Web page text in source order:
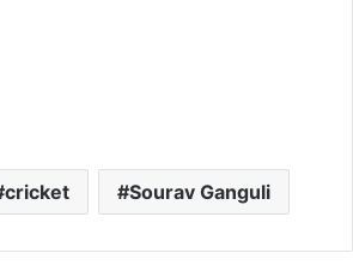
cricket Sourav Ganguli